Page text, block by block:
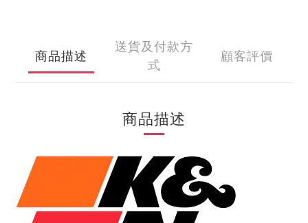
商品描述
送貨及付款方
式
顧客評價
商品描述